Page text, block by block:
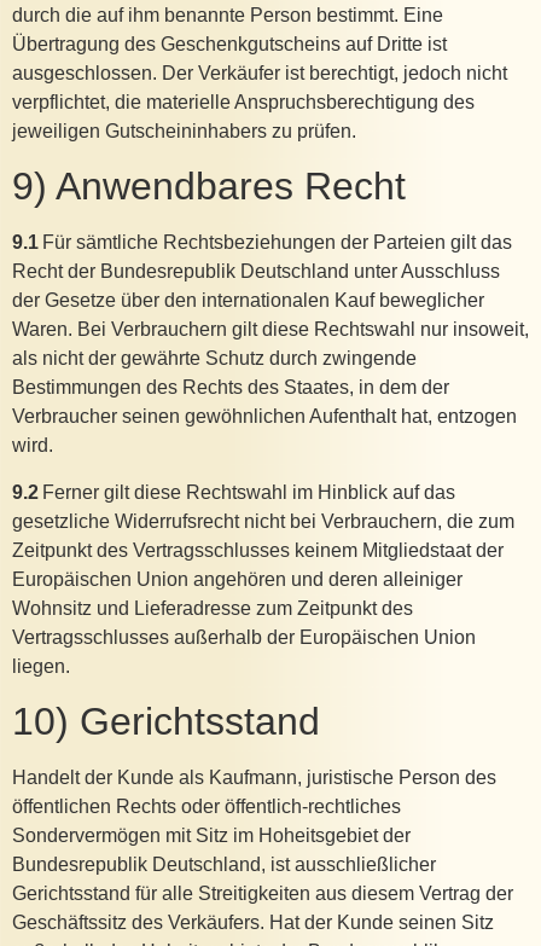
durch die auf ihm benannte Person bestimmt. Eine
Übertragung des Geschenkgutscheins auf Dritte ist
ausgeschlossen. Der Verkäufer ist berechtigt, jedoch nicht
verpflichtet, die materielle Anspruchsberechtigung des
jeweiligen Gutscheininhabers zu prüfen.
9) Anwendbares Recht
9.1 Für sämtliche Rechtsbeziehungen der Parteien gilt das
Recht der Bundesrepublik Deutschland unter Ausschluss
der Gesetze über den internationalen Kauf beweglicher
Waren. Bei Verbrauchern gilt diese Rechtswahl nur insoweit,
als nicht der gewährte Schutz durch zwingende
Bestimmungen des Rechts des Staates, in dem der
Verbraucher seinen gewöhnlichen Aufenthalt hat, entzogen
wird.
9.2 Ferner gilt diese Rechtswahl im Hinblick auf das
gesetzliche Widerrufsrecht nicht bei Verbrauchern, die zum
Zeitpunkt des Vertragsschlusses keinem Mitgliedstaat der
Europäischen Union angehören und deren alleiniger
Wohnsitz und Lieferadresse zum Zeitpunkt des
Vertragsschlusses außerhalb der Europäischen Union
liegen.
10) Gerichtsstand
Handelt der Kunde als Kaufmann, juristische Person des
öffentlichen Rechts oder öffentlich-rechtliches
Sondervermögen mit Sitz im Hoheitsgebiet der
Bundesrepublik Deutschland, ist ausschließlicher
Gerichtsstand für alle Streitigkeiten aus diesem Vertrag der
Geschäftssitz des Verkäufers. Hat der Kunde seinen Sitz